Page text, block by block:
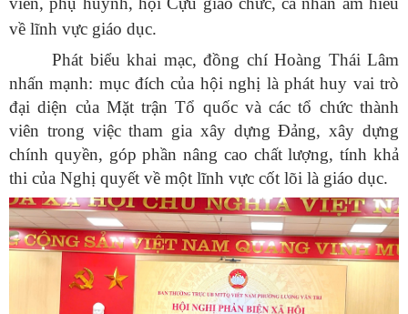
về lĩnh vực giáo dục.
Phát biểu khai mạc, đồng chí Hoàng Thái Lâm
nhấn mạnh: mục đích của hội nghị là phát huy vai trò
đại diện của Mặt trận Tổ quốc và các tổ chức thành
viên trong việc tham gia xây dựng Đảng, xây dựng
chính quyền, góp phần nâng cao chất lượng, tính khả
thi của Nghị quyết về một lĩnh vực cốt lõi là giáo dục.